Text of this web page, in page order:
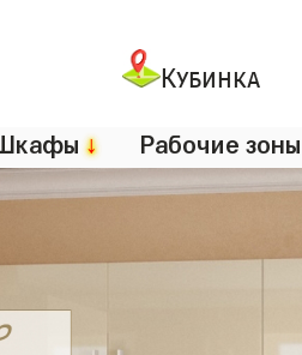
Кубинка
↓ Рабочие зоны